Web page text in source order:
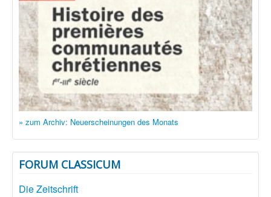
» zum Archiv: Neuerscheinungen des Monats
FORUM CLASSICUM
Die Zeitschrift